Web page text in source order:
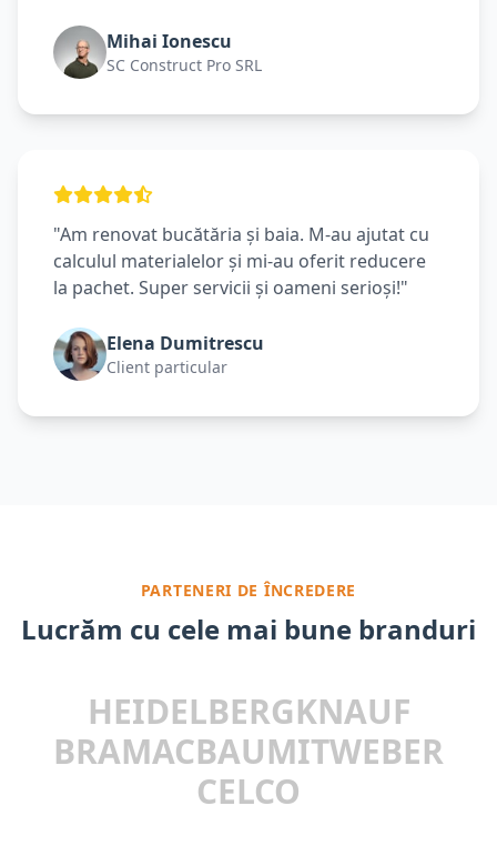
Mihai Ionescu
SC Construct Pro SRL
"Am renovat bucătăria și baia. M-au ajutat cu
calculul materialelor și mi-au oferit reducere
la pachet. Super servicii și oameni serioși!"
Elena Dumitrescu
Client particular
PARTENERI DE ÎNCREDERE
Lucrăm cu cele mai bune branduri
HEIDELBERGKNAUF
BRAMACBAUMITWEBER
CELCO